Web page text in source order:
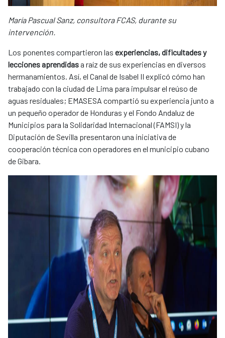
María Pascual Sanz, consultora FCAS, durante su
intervención.
Los ponentes compartieron las experiencias, dificultades y
lecciones aprendidasa raíz de sus experiencias en diversos
hermanamientos. Así, el Canal de Isabel II explicó cómo han
trabajado con la ciudad de Lima para impulsar el reúso de
aguas residuales; EMASESA compartió su experiencia junto a
un pequeño operador de Honduras y el Fondo Andaluz de
Municipios para la Solidaridad Internacional (FAMSI) y la
Diputación de Sevilla presentaron una iniciativa de
cooperación técnica con operadores en el municipio cubano
de Gibara.